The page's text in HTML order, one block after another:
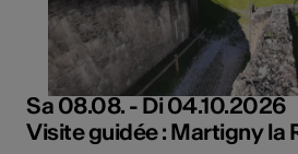
Sa 08.08. - Di 04.10.2026
Visite guidée : Martigny la